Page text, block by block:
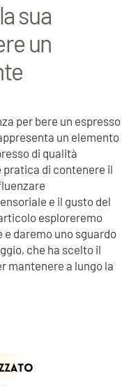
sua
un
per bere un espresso
un elemento
di qualità
pratica di contenere il
e il gusto del
esploreremo
daremo uno sguardo
che ha scelto il
mantenere a lungo la